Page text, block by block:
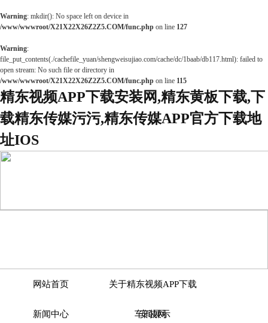
Warning: mkdir(): No space left on device in
/www/wwwroot/X21X22X26Z2Z5.COM/func.php on line 127
Warning:
file_put_contents(./cachefile_yuan/shengweisujiao.com/cache/dc/1baab/db117.html): failed to
open stream: No such file or directory in
/www/wwwroot/X21X22X26Z2Z5.COM/func.php on line 115
精东视频APP下载安装网,精东黄板下载,下
载精东传媒污污,精东传媒APP官方下载地
址IOS
网站首页 关于精东视频APP下载
安装网
新闻中心 车间展示